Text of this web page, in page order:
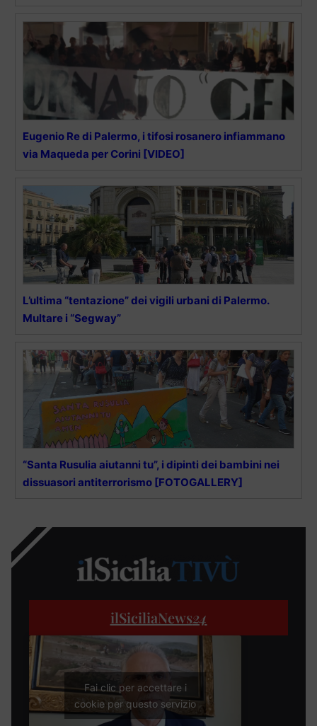
Eugenio Re di Palermo, i tifosi rosanero infiammano
via Maqueda per Corini [VIDEO]
L’ultima “tentazione” dei vigili urbani di Palermo.
Multare i “Segway”
“Santa Rusulia aiutanni tu”, i dipinti dei bambini nei
dissuasori antiterrorismo [FOTOGALLERY]
ilSiciliaNews24
Fai clic per accettare i
cookie per questo servizio